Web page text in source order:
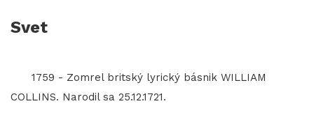
Svet
1759 - Zomrel britský lyrický básnik WILLIAM
COLLINS. Narodil sa 25.12.1721.